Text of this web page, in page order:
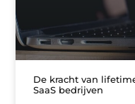
De kracht van
SaaS bedrijven